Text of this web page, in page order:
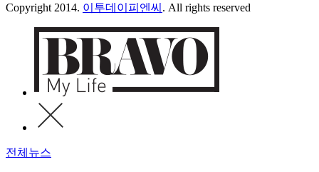
Copyright 2014. 이투데이피엔씨 . All rights reserved
전체뉴스